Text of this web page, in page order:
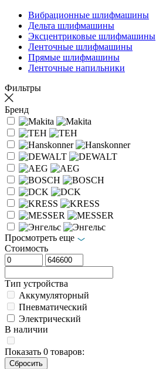
Вибрационные шлифмашины
Дельта шлифмашины
Эксцентриковые шлифмашины
Ленточные шлифмашины
Прямые шлифмашины
Ленточные напильники
Фильтры
Бренд
Просмотреть еще
Стоимость
Тип устройства
Аккумуляторный
Пневматический
Электрический
В наличии
Показать 0 товаров: